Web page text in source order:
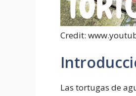
Credit:
Las tortugas de